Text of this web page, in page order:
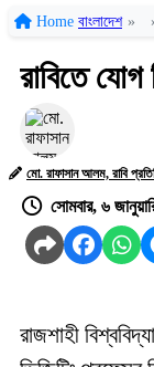
Home বাংলাদেশ »
রাবিতে
মো. রাফাসান আলম, রাবি
সোমবার, ৬
রাজশাহী